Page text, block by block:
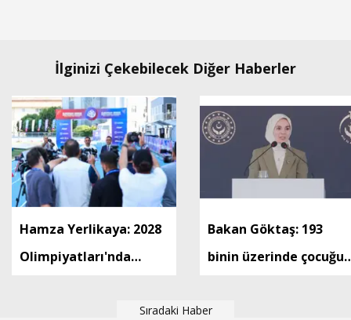
İlginizi Çekebilecek Diğer Haberler
Hamza Yerlikaya: 2028
Olimpiyatları'nda
büyük başarılar elde
Bakan Göktaş: 193
binin üzerinde çocuğu
ediyoruz
Sıradaki Haber